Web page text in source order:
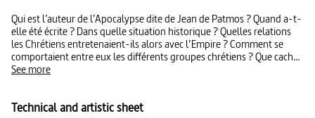
Qui est l’auteur de l’Apocalypse dite de Jean de Patmos ? Quand a-t-
elle été écrite ? Dans quelle situation historique ? Quelles relations
les Chrétiens entretenaient-ils alors avec l’Empire ? Comment se
comportaient entre eux les différents groupes chrétiens ? Que cache
la mystérieuse "synagogue de Satan" ?
See more
Technical and artistic sheet